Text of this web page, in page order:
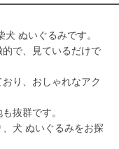
ぬいぐるみです。
で、見ているだけで
り、おしゃれなアク
抜群です。
犬 ぬいぐるみをお探